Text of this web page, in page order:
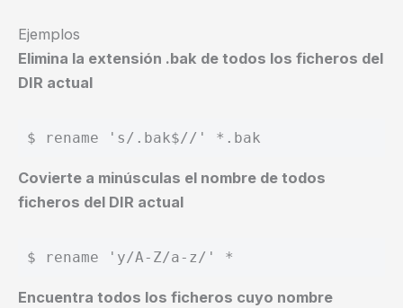
Ejemplos
Elimina la extensión .bak de todos los ficheros del
DIR actual
$ rename 's/.bak$//' *.bak
Covierte a minúsculas el nombre de todos
ficheros del DIR actual
$ rename 'y/A-Z/a-z/' *
Encuentra todos los ficheros cuyo nombre